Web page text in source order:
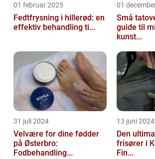
01 februar 2025
Fedtfrysning i hillerød: en
effektiv behandling ti...
01
Små
guide til
kunst...
31 juli 2024
Velvære for dine fødder
på Østerbro:
Fodbehandling...
13 juni 2024
Den
frisører i
Fin...